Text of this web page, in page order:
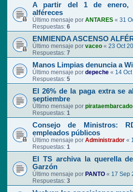
A partir del 1 de enero,
alféreces
Último mensaje por ANTARES « 31
Respuestas: 6
ENMIENDA ASCENSO
Último mensaje por vaceo « 23 Oct
Respuestas: 7
Manos Limpias denuncia a
Último mensaje por depeche « 14
Respuestas: 5
El 26% de la paga extra se
septiembre
Último mensaje por pirataembarcado
Respuestas: 1
Consejo de Ministros:
empleados públicos
Último mensaje por Administrador «
Respuestas: 1
El TS archiva la querella
Garzón
Último mensaje por PANTO « 17 Sep
Respuestas: 3